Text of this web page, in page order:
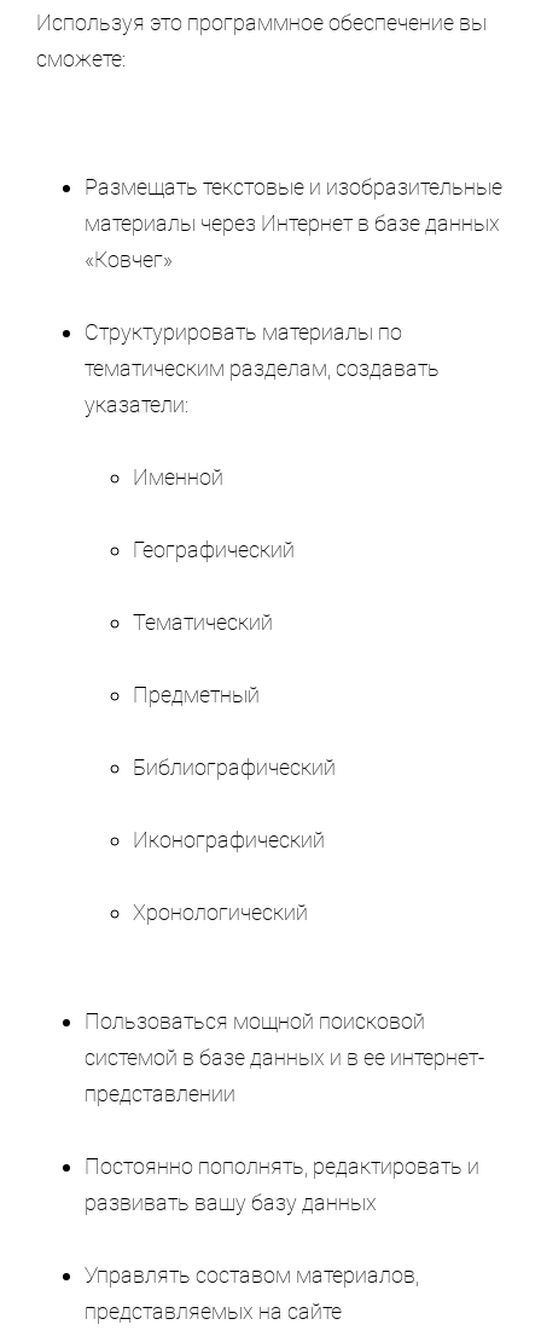
Используя это программное обеспечение вы
сможете:
Размещать текстовые и изобразительные
материалы через Интернет в базе данных
«Ковчег»
Структурировать материалы по
тематическим разделам, создавать
указатели:
Именной
Географический
Тематический
Предметный
Библиографический
Иконографический
Хронологический
Пользоваться мощной поисковой
системой в базе данных и в ее интернет-
представлении
Постоянно пополнять, редактировать и
развивать вашу базу данных
Управлять составом материалов,
представляемых на сайте